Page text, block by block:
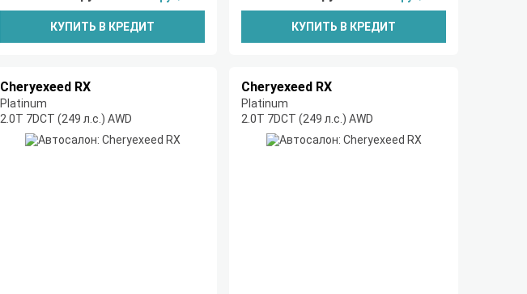
КУПИТЬ В КРЕДИТ КУПИТЬ В КРЕДИТ
Cheryexeed RX
Platinum
2.0T 7DCT (249 л.с.) AWD
Cheryexeed RX
Platinum
2.0T 7DCT (249 л.с.) AWD